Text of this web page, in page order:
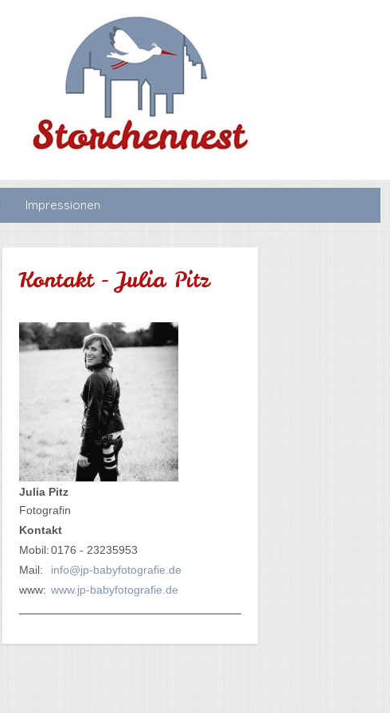
Impressionen
Kontakt - Julia Pitz
Julia Pitz
Fotografin
Kontakt
Mobil:0176 - 23235953
Mail:
info@jp-babyfotografie.de
www: www.jp-babyfotografie.de